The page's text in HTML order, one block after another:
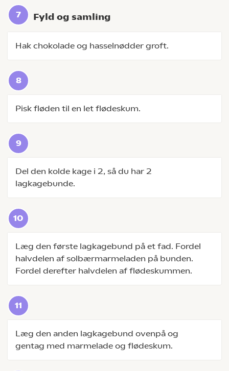
Fyld og samling
Hak chokolade og hasselnødder groft.
Pisk fløden til en let flødeskum.
Del den kolde kage i 2, så du har 2
lagkagebunde.
Læg den første lagkagebund på et fad. Fordel
halvdelen af solbærmarmeladen på bunden.
Fordel derefter halvdelen af flødeskummen.
Læg den anden lagkagebund ovenpå og
gentag med marmelade og flødeskum.